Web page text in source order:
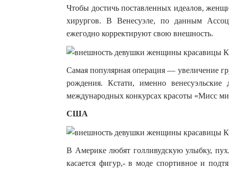
Чтобы достичь поставленных идеалов,
хирургов. В Венесуэле, по данным
ежегодно корректируют свою внешность.
Самая популярная операция — увеличение
рождения. Кстати, именно
международных конкурсах красоты «Мисс
США
В Америке любят голливудскую улыбку,
касается фигур,- в моде спортивное и